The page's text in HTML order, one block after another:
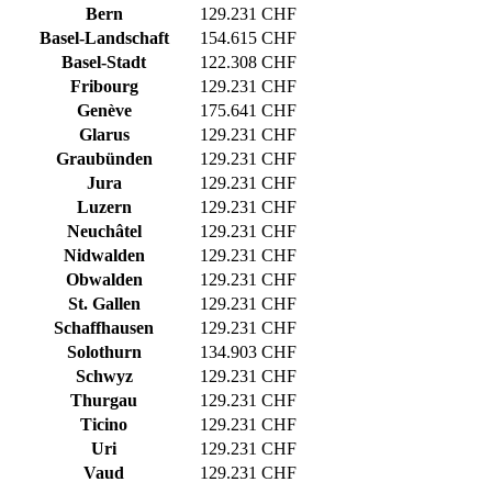
Bern
129.231 CHF
Basel-Landschaft
154.615 CHF
Basel-Stadt
122.308 CHF
Fribourg
129.231 CHF
Genève
175.641 CHF
Glarus
129.231 CHF
Graubünden
129.231 CHF
Jura
129.231 CHF
Luzern
129.231 CHF
Neuchâtel
129.231 CHF
Nidwalden
129.231 CHF
Obwalden
129.231 CHF
St. Gallen
129.231 CHF
Schaffhausen
129.231 CHF
Solothurn
134.903 CHF
Schwyz
129.231 CHF
Thurgau
129.231 CHF
Ticino
129.231 CHF
Uri
129.231 CHF
Vaud
129.231 CHF